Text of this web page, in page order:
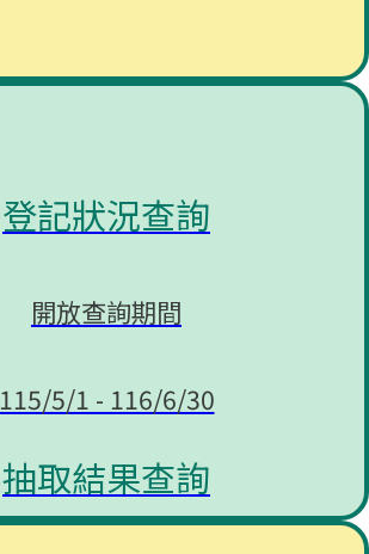
登記狀況查詢
開放查詢期間
115/5/1 - 116/6/30
抽取結果查詢